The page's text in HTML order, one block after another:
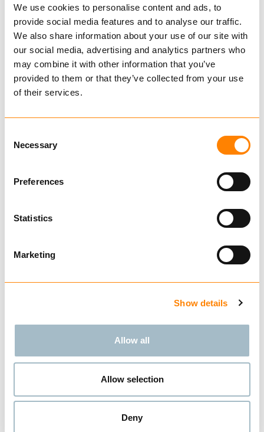
We use cookies to personalise content and ads, to
provide social media features and to analyse our traffic.
We also share information about your use of our site with
our social media, advertising and analytics partners who
may combine it with other information that you’ve
provided to them or that they’ve collected from your use
of their services.
Selection
Necessary
Preferences
Statistics
Marketing
Show details
Allow all
Allow selection
Deny
KJØP
Sammenligne
RUSTFRI OMEGA
KOPLINGSLØKKE TYPE
CGS